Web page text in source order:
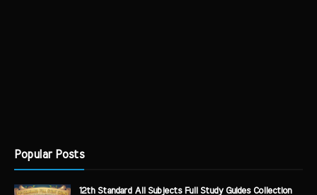
Popular Posts
12th Standard All Subjects Full Study Guides Collection